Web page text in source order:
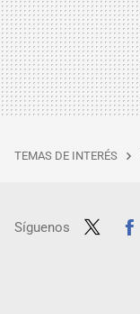
TEMAS DE INTERÉS
Síguenos